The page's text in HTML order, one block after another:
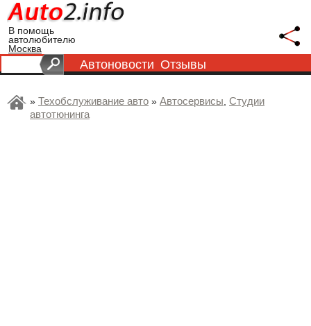
В помощь
автолюбителю
Москва
Автоновости Отзывы
» Техобслуживание авто » Автосервисы, Студии
автотюнинга